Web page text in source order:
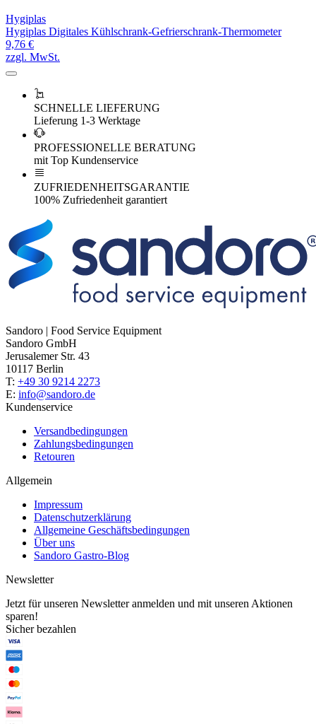
Hygiplas
Hygiplas Digitales Kühlschrank-Gefrierschrank-Thermometer
9,76 €
zzgl. MwSt.
SCHNELLE LIEFERUNG
Lieferung 1-3 Werktage
PROFESSIONELLE BERATUNG
mit Top Kundenservice
ZUFRIEDENHEITSGARANTIE
100% Zufriedenheit garantiert
Sandoro | Food Service Equipment
Sandoro GmbH
Jerusalemer Str. 43
10117 Berlin
T: +49 30 9214 2273
E: info@sandoro.de
Kundenservice
Versandbedingungen
Zahlungsbedingungen
Retouren
Allgemein
Impressum
Datenschutzerklärung
Allgemeine Geschäftsbedingungen
Über uns
Sandoro Gastro-Blog
Newsletter
Jetzt für unseren Newsletter anmelden und mit unseren Aktionen
sparen!
Sicher bezahlen